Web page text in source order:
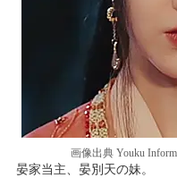
画像出典 Youku
晏家当主、晏別天の妹。